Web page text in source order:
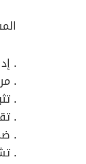
.
.
.
.
.
.